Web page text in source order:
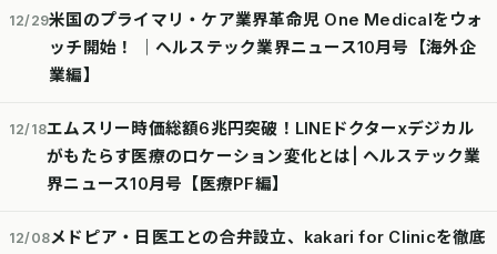
12/29米国のプライマリ・ケア業界革命児 One Medicalをウォ
ッチ開始！ │ヘルステック業界ニュース10月号【海外企
業編】
12/18エムスリー時価総額6兆円突破！LINEドクターxデジカル
がもたらす医療のロケーション変化とは| ヘルステック業
界ニュース10月号【医療PF編】
12/08メドピア・日医工との合弁設立、kakari for Clinicを徹底